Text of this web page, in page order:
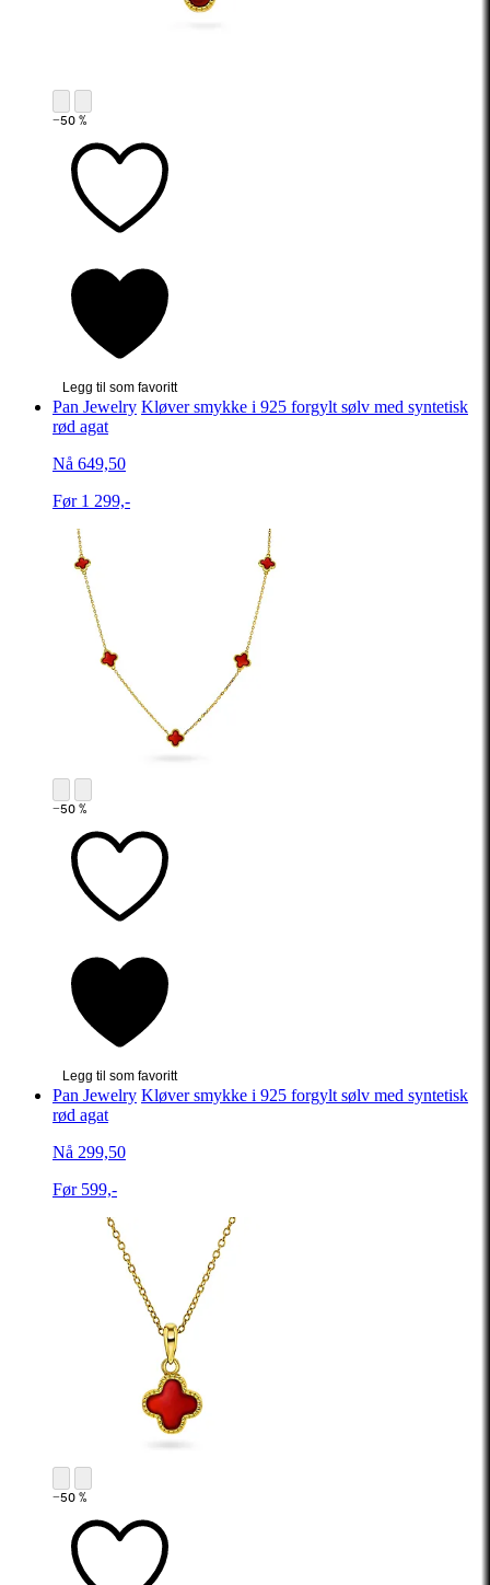
−50 %
Legg til som favoritt
Pan Jewelry Kløver smykke i 925 forgylt sølv med syntetisk
rød agat
Nå 649,50
Før 1 299,-
−50 %
Legg til som favoritt
Pan Jewelry Kløver smykke i 925 forgylt sølv med syntetisk
rød agat
Nå 299,50
Før 599,-
−50 %